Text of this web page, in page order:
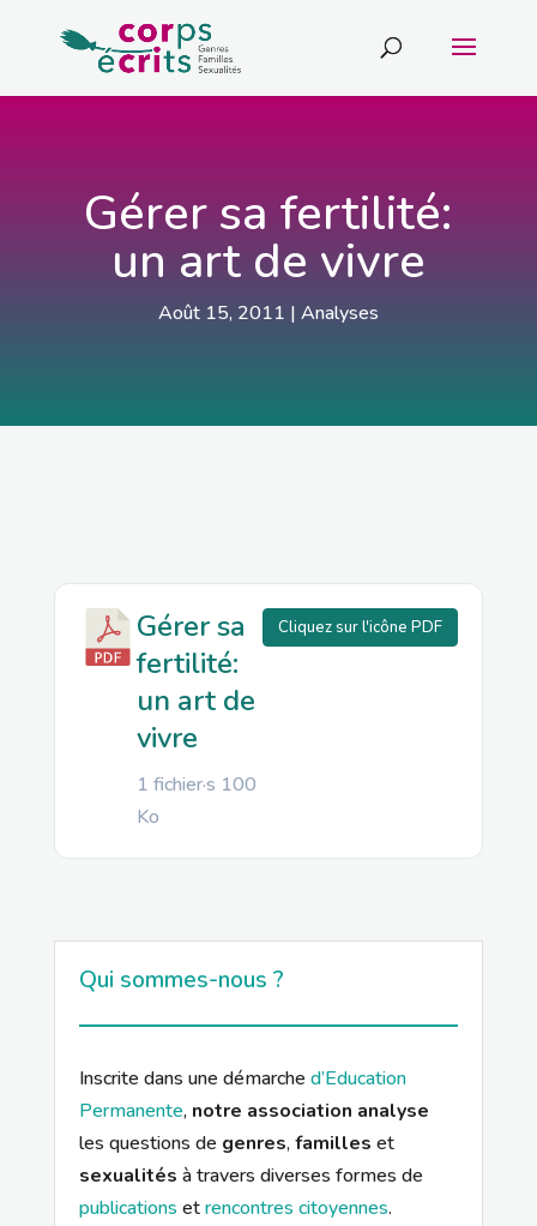
Gérer sa fertilité:
un art de vivre
Août 15, 2011 | Analyses
Gérer sa
fertilité:
un art de
vivre
1 fichier·s 100
Ko
Cliquez sur l'icône PDF
Qui sommes-nous ?
Inscrite dans une démarche d’Education
Permanente, notre association analyse
les questions de genres,familles et
sexualités à travers diverses formes de
publications etrencontres citoyennes.